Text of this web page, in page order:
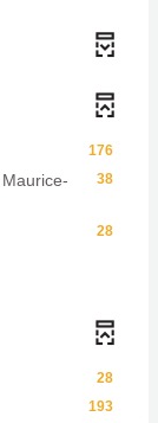
176
38
28
28
193